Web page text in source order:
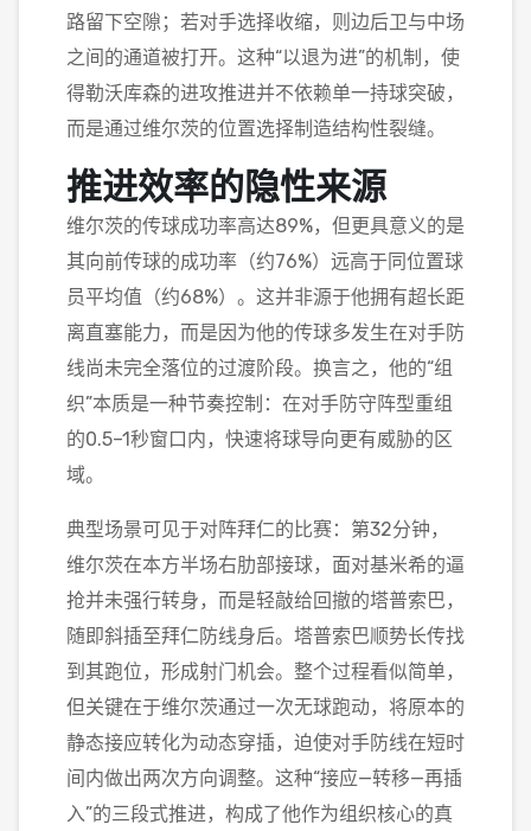
路留下空隙；若对手选择收缩，则边后卫与中场
之间的通道被打开。这种“以退为进”的机制，使
得勒沃库森的进攻推进并不依赖单一持球突破，
而是通过维尔茨的位置选择制造结构性裂缝。
推进效率的隐性来源
维尔茨的传球成功率高达89%，但更具意义的是
其向前传球的成功率（约76%）远高于同位置球
员平均值（约68%）。这并非源于他拥有超长距
离直塞能力，而是因为他的传球多发生在对手防
线尚未完全落位的过渡阶段。换言之，他的“组
织”本质是一种节奏控制：在对手防守阵型重组
的0.5–1秒窗口内，快速将球导向更有威胁的区
域。
典型场景可见于对阵拜仁的比赛：第32分钟，
维尔茨在本方半场右肋部接球，面对基米希的逼
抢并未强行转身，而是轻敲给回撤的塔普索巴，
随即斜插至拜仁防线身后。塔普索巴顺势长传找
到其跑位，形成射门机会。整个过程看似简单，
但关键在于维尔茨通过一次无球跑动，将原本的
静态接应转化为动态穿插，迫使对手防线在短时
间内做出两次方向调整。这种“接应—转移—再插
入”的三段式推进，构成了他作为组织核心的真